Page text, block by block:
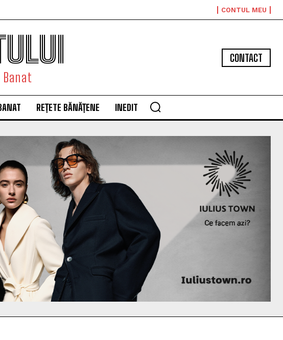
CONTUL MEU
CONTACT
REȚETE BĂNĂȚENE INEDIT